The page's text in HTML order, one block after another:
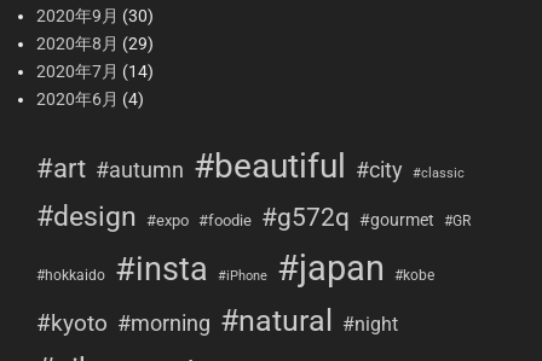
2020年9月 (30)
2020年8月 (29)
2020年7月 (14)
2020年6月 (4)
#art #autumn #beautiful #city #classic
#design #expo #foodie #g572q #gourmet #GR
#hokkaido #insta #iPhone #japan #kobe
#kyoto #morning #natural #night